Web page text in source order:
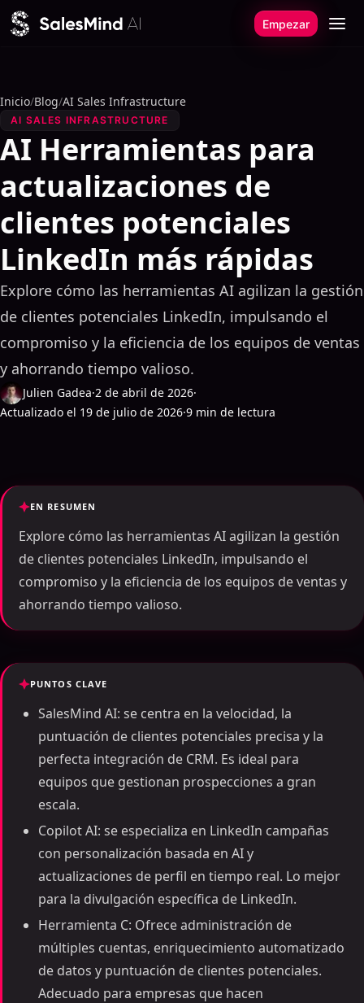
Ir al contenido
Empezar
Inicio/Blog/AI Sales Infrastructure
AI SALES INFRASTRUCTURE
AI Herramientas para
actualizaciones de
clientes potenciales
LinkedIn más rápidas
Explore cómo las herramientas AI agilizan la gestión
de clientes potenciales LinkedIn, impulsando el
compromiso y la eficiencia de los equipos de ventas
y ahorrando tiempo valioso.
Julien Gadea·2 de abril de 2026·
Actualizado el 19 de julio de 2026·9 min de lectura
EN RESUMEN
Explore cómo las herramientas AI agilizan la gestión
de clientes potenciales LinkedIn, impulsando el
compromiso y la eficiencia de los equipos de ventas y
ahorrando tiempo valioso.
PUNTOS CLAVE
SalesMind AI: se centra en la velocidad, la
puntuación de clientes potenciales precisa y la
perfecta integración de CRM. Es ideal para
equipos que gestionan prospecciones a gran
escala.
Copilot AI: se especializa en LinkedIn campañas
con personalización basada en AI y
actualizaciones de perfil en tiempo real. Lo mejor
para la divulgación específica de LinkedIn.
Herramienta C: Ofrece administración de
múltiples cuentas, enriquecimiento automatizado
de datos y puntuación de clientes potenciales.
Adecuado para empresas que hacen